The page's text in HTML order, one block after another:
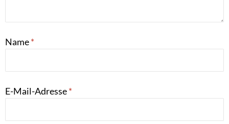
Name*
E-Mail-Adresse*